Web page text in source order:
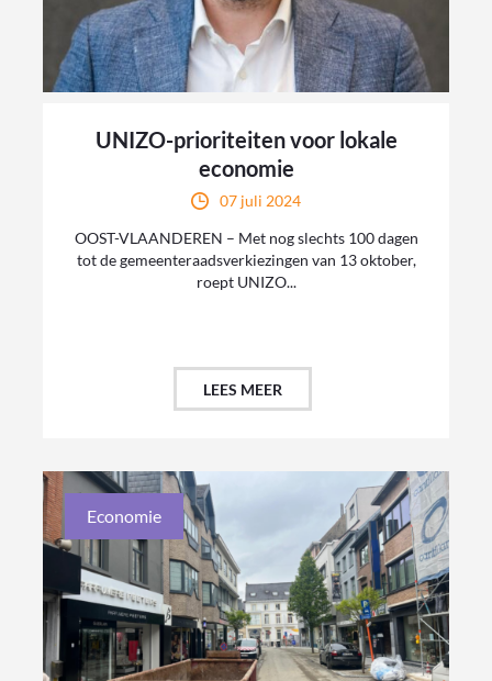
UNIZO-prioriteiten voor lokale
economie
07 juli 2024
OOST-VLAANDEREN – Met nog slechts 100 dagen
tot de gemeenteraadsverkiezingen van 13 oktober,
roept UNIZO...
LEES MEER
Economie